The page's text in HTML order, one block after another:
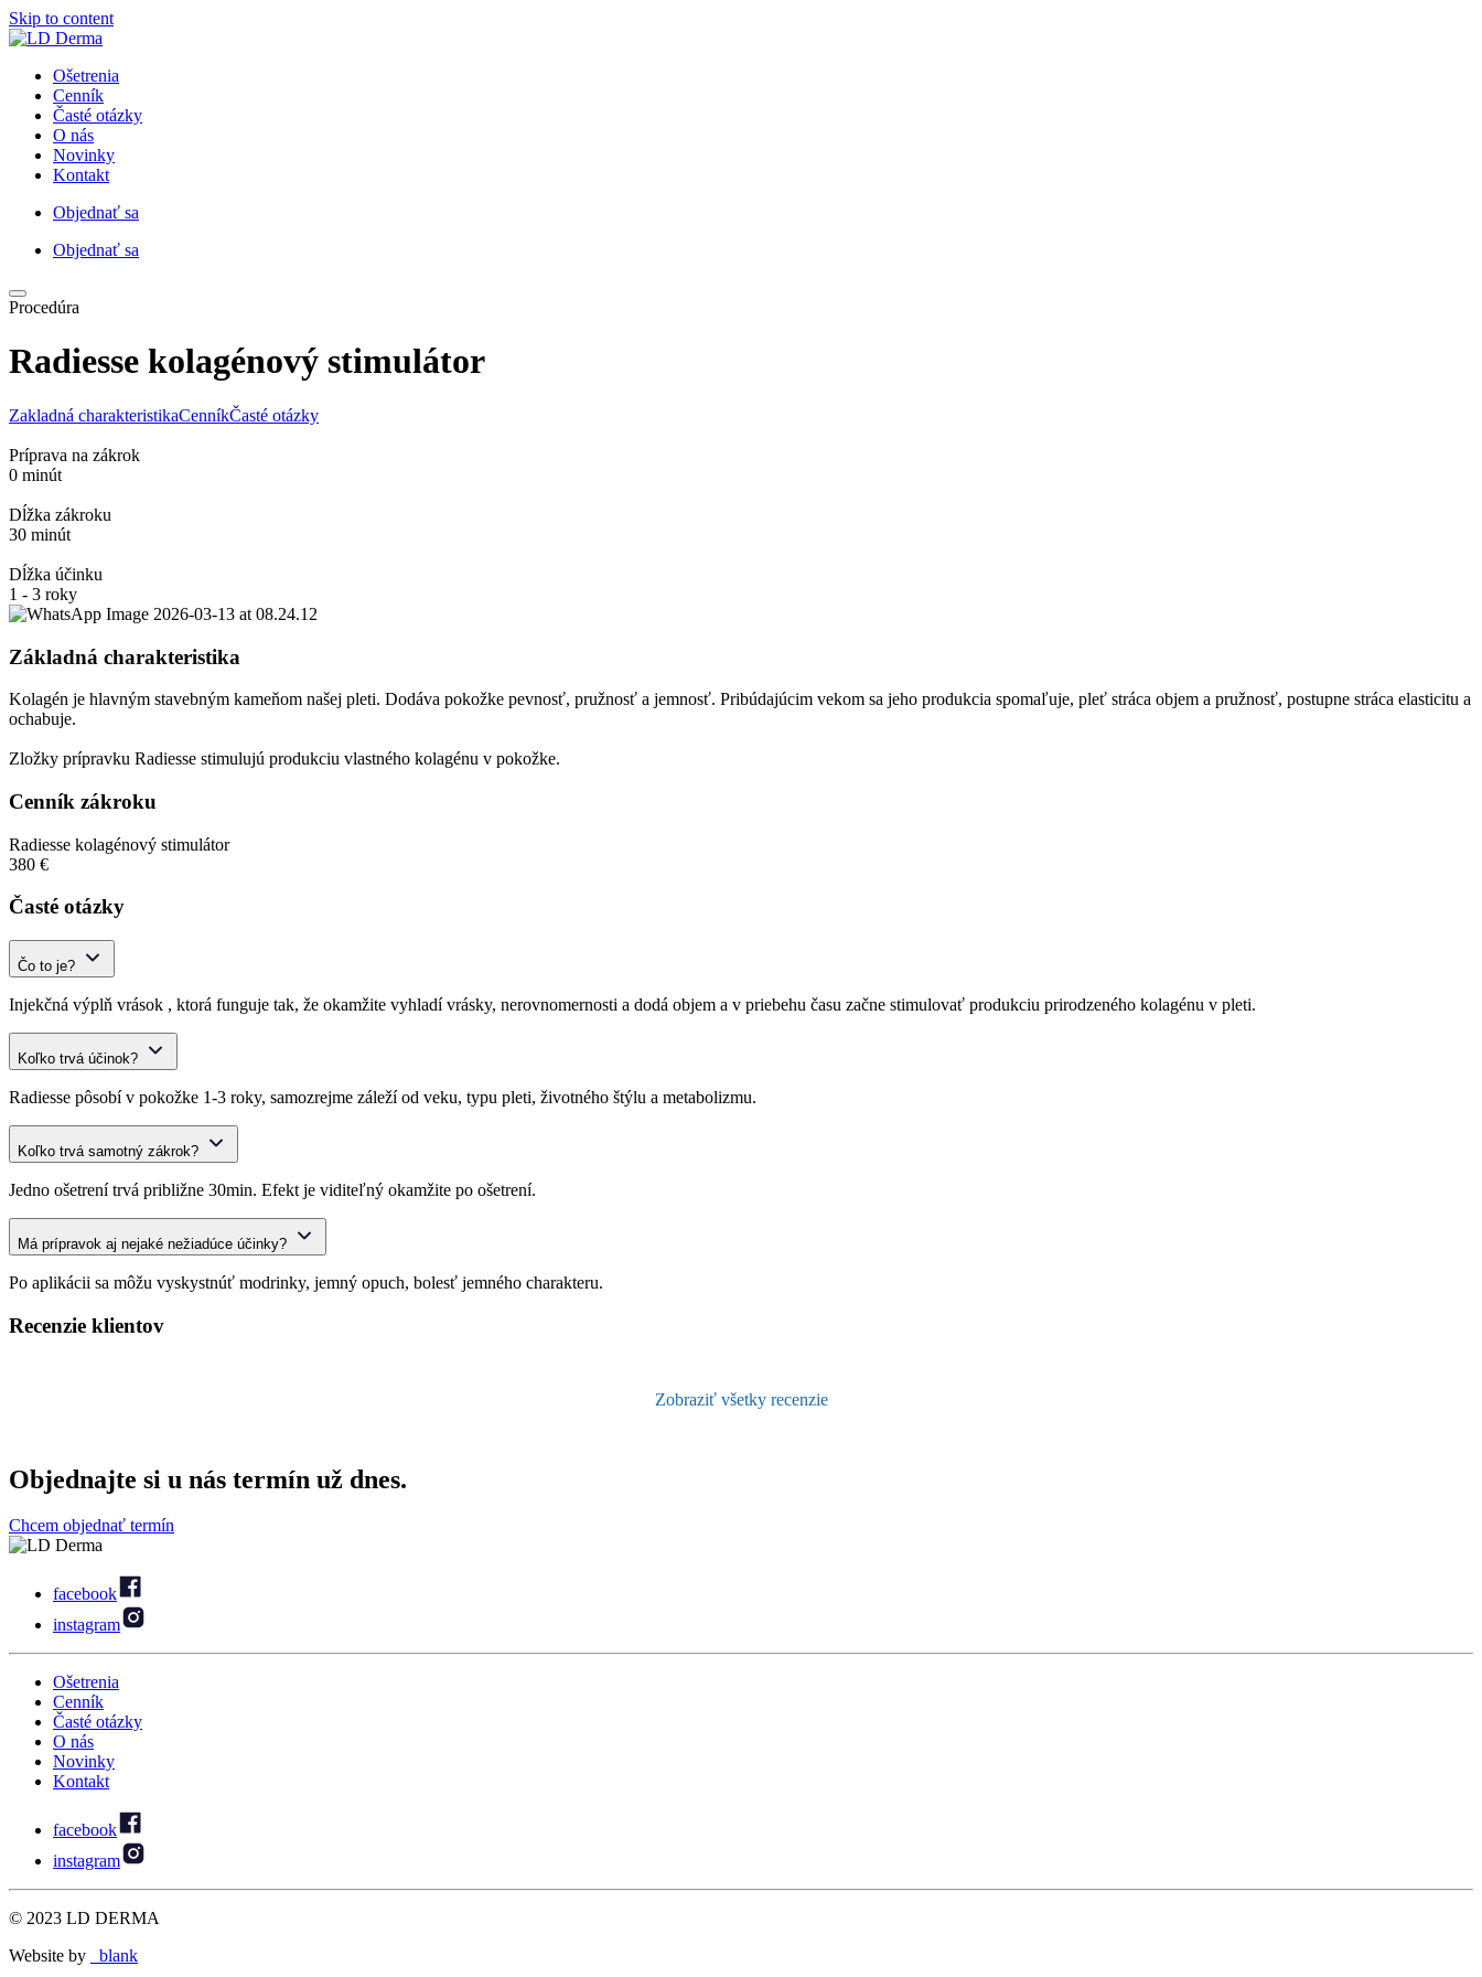
Skip to content
Ošetrenia
Cenník
Časté otázky
O nás
Novinky
Kontakt
Objednať sa
Objednať sa
Procedúra
Radiesse kolagénový stimulátor
Zakladná charakteristikaCenníkČasté otázky
Príprava na zákrok
0 minút
Dĺžka zákroku
30 minút
Dĺžka účinku
1 - 3 roky
Základná charakteristika
Kolagén je hlavným stavebným kameňom našej pleti. Dodáva pokožke pevnosť, pružnosť a jemnosť. Pribúdajúcim vekom sa jeho produkcia spomaľuje, pleť stráca objem a pružnosť, postupne stráca elasticitu a
ochabuje.
Zložky prípravku Radiesse stimulujú produkciu vlastného kolagénu v pokožke.
Cenník zákroku
Radiesse kolagénový stimulátor
380 €
Časté otázky
Čo to je?
Injekčná výplň vrások , ktorá funguje tak, že okamžite vyhladí vrásky, nerovnomernosti a dodá objem a v priebehu času začne stimulovať produkciu prirodzeného kolagénu v pleti.
Koľko trvá účinok?
Radiesse pôsobí v pokožke 1-3 roky, samozrejme záleží od veku, typu pleti, životného štýlu a metabolizmu.
Koľko trvá samotný zákrok?
Jedno ošetrení trvá približne 30min. Efekt je viditeľný okamžite po ošetrení.
Má prípravok aj nejaké nežiadúce účinky?
Po aplikácii sa môžu vyskystnúť modrinky, jemný opuch, bolesť jemného charakteru.
Recenzie klientov
Zobraziť všetky recenzie
Objednajte si u nás termín už dnes.
Chcem objednať termín
facebook
instagram
Ošetrenia
Cenník
Časté otázky
O nás
Novinky
Kontakt
facebook
instagram
© 2023 LD DERMA
Website by
_blank